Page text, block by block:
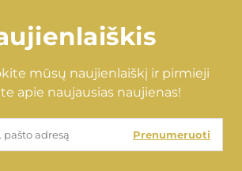
mūsų naujienlaiškį ir pirmieji
apie naujausias naujienas!
Prenumeruoti